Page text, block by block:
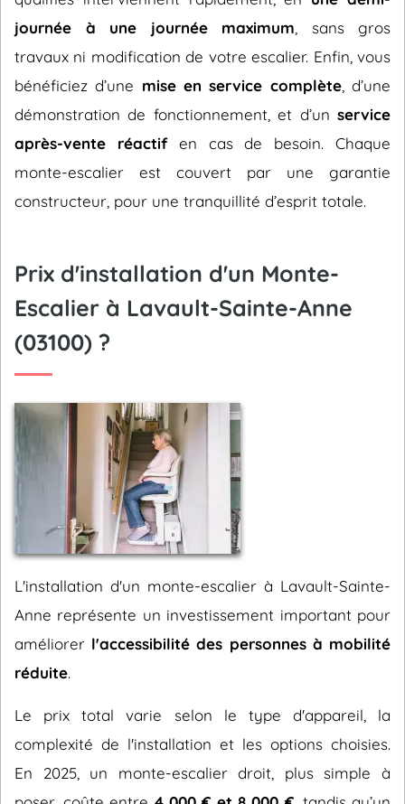
journée à une journée maximum , sans gros
travaux ni modification de votre escalier. Enfin, vous
bénéficiez d’une mise en service complète, d’une
démonstration de fonctionnement, et d’un service
après-vente réactifen cas de besoin. Chaque
monte-escalier est couvert par une garantie
constructeur, pour une tranquillité d’esprit totale.
Prix d'installation d'un Monte-
Escalier à Lavault-Sainte-Anne
(03100) ?
L'installation d'un monte-escalier à Lavault-Sainte-
Anne représente un investissement important pour
améliorer l'accessibilité des personnes à mobilité
réduite.
Le prix total varie selon le type d'appareil, la
complexité de l'installation et les options choisies.
En 2025, un monte-escalier droit, plus simple à